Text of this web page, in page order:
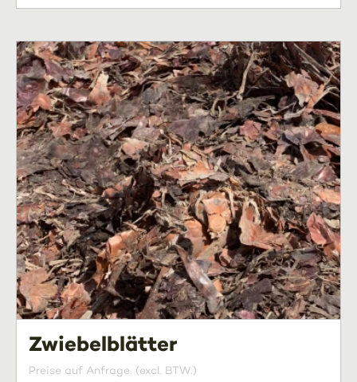
Zwiebelblätter
Preise auf Anfrage. (excl. BTW.)